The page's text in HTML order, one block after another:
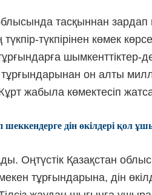
тасқыннан зардап
түкпірінен көмек
шымкенттіктер-
тұрғындарынан он алты
жабыла көмектесіп
дін өкілдері қол
Оңтүстік Қазақстан
тұрғындарына, дін